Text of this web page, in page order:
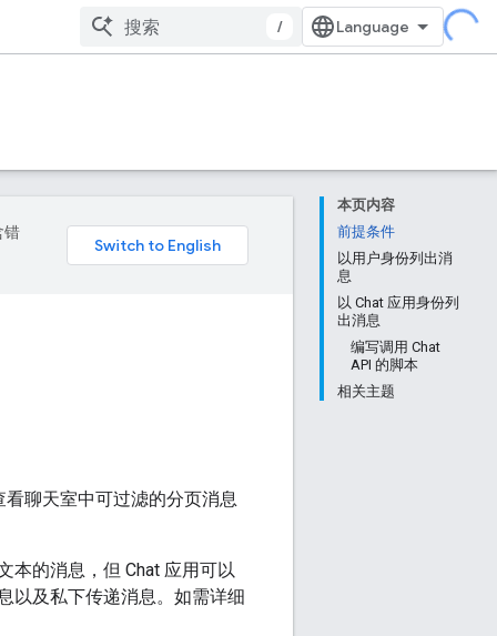
/
本页内容
前提条件
以用户身份列出消
息
以 Chat 应用身份列
出消息
编写调用 Chat
API 的脚本
相关主题
错
聊天室中可过滤的分页消息
本的消息，但 Chat 应用可以
以及私下传递消息。如需详细